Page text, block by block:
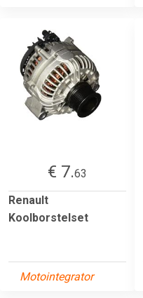
€ 7.63
Renault
Koolborstelset
Motointegrator